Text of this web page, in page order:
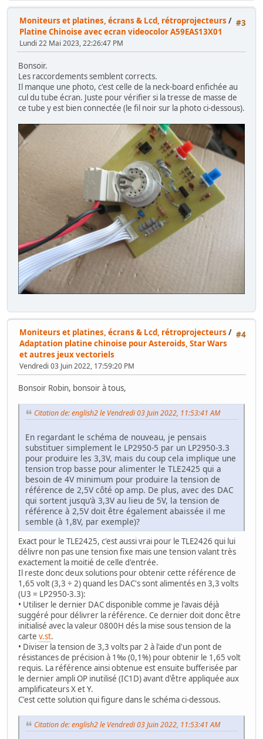
#3
Moniteurs et platines, écrans & Lcd, rétroprojecteurs /
Platine Chinoise avec ecran videocolor A59EAS13X01
Lundi 22 Mai 2023, 22:26:47 PM
Bonsoir.
Les raccordements semblent corrects.
Il manque une photo, c'est celle de la neck-board enfichée au
cul du tube écran. Juste pour vérifier si la tresse de masse de
ce tube y est bien connectée (le fil noir sur la photo ci-dessous).
#4
Moniteurs et platines, écrans & Lcd, rétroprojecteurs /
Adaptation platine chinoise pour Asteroids, Star Wars
et autres jeux vectoriels
Vendredi 03 Juin 2022, 17:59:20 PM
Bonsoir Robin, bonsoir à tous,
Citation de: english2 le Vendredi 03 Juin 2022, 11:53:41 AM
En regardant le schéma de nouveau, je pensais
substituer simplement le LP2950-5 par un LP2950-3.3
pour produire les 3,3V, mais du coup cela implique une
tension trop basse pour alimenter le TLE2425 qui a
besoin de 4V minimum pour produire la tension de
référence de 2,5V côté op amp. De plus, avec des DAC
qui sortent jusqu'à 3,3V au lieu de 5V, la tension de
référence à 2,5V doit être également abaissée il me
semble (à 1,8V, par exemple)?
Exact pour le TLE2425, c'est aussi vrai pour le TLE2426 qui lui
délivre non pas une tension fixe mais une tension valant très
exactement la moitié de celle d'entrée.
Il reste donc deux solutions pour obtenir cette référence de
1,65 volt (3,3 ÷ 2) quand les DAC's sont alimentés en 3,3 volts
(U3 = LP2950-3.3):
• Utiliser le dernier DAC disponible comme je l'avais déjà
suggéré pour délivrer la référence. Ce dernier doit donc être
initialisé avec la valeur 0800H dés la mise sous tension de la
carte v.st.
• Diviser la tension de 3,3 volts par 2 à l'aide d'un pont de
résistances de précision à 1‰ (0,1%) pour obtenir le 1,65 volt
requis. La référence ainsi obtenue est ensuite bufferisée par
le dernier ampli OP inutilisé (IC1D) avant d'être appliquée aux
amplificateurs X et Y.
C'est cette solution qui figure dans le schéma ci-dessous.
Citation de: english2 le Vendredi 03 Juin 2022, 11:53:41 AM